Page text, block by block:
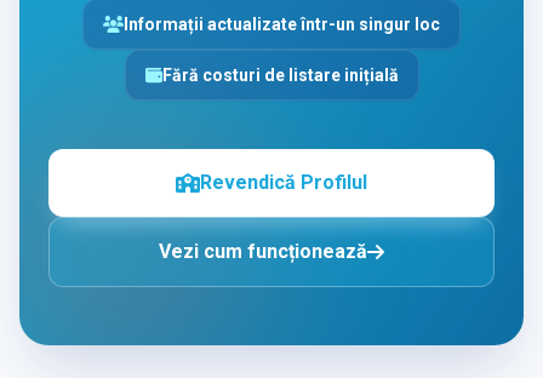
Informații actualizate într-un singur loc
Fără costuri de listare inițială
Revendică Profilul
Vezi cum funcționează